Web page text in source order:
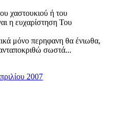
χαστουκιού ή του
η ευχαρίστηση Του
μόνο περηφανη θα ένιωθα,
σωστά...
2007